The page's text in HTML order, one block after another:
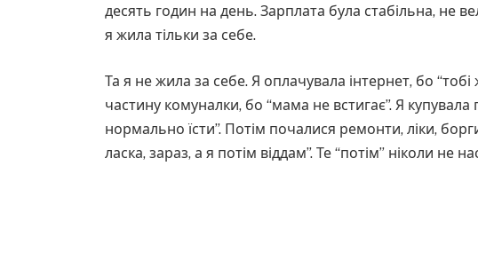
десять годин на день. Зарплата була стабільна, не
я жила тільки за себе.
Та я не жила за себе. Я оплачувала інтернет, бо “тобі
частину комуналки, бо “мама не встигає”. Я
нормально їсти”. Потім почалися ремонти, ліки,
ласка, зараз, а я потім віддам”. Те “потім” ніколи не